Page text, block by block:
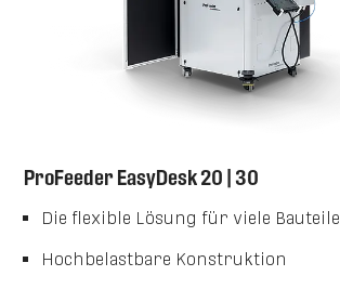
ProFeeder EasyDesk 20 | 30
Die flexible Lösung für viele Bauteile
Hochbelastbare Konstruktion